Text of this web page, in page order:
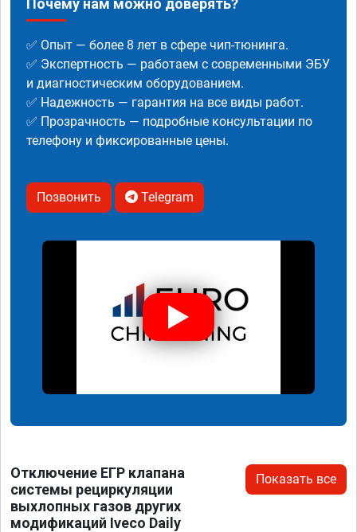
Почему нам можно доверять?
✅ Опыт — более 8 лет в сфере чип-тюнинга.
✅ Экспертность — работаем с современными ЭБУ
и диагностическим оборудованием.
✅ Надежность — гарантия на все виды работ.
✅ Прозрачность — подробные консультации по
телефону и фиксированные цены.
Позвонить Telegram
Отключение ЕГР клапана
системы рециркуляции
выхлопных газов других
модификаций Iveco Daily
Показать все